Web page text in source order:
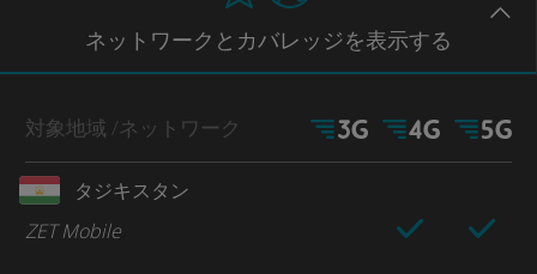
ネットワークとカバレッジを表示する
対象地域 /ネットワーク
タジキスタン
ZET Mobile